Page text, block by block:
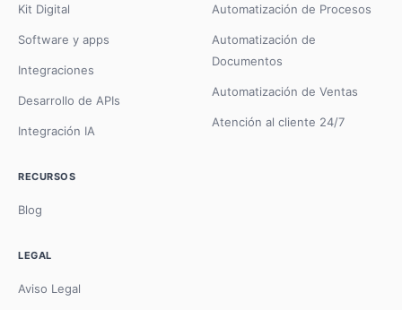
Kit Digital
Software y apps
Integraciones
Desarrollo de APIs
Integración IA
Automatización de Procesos
Automatización de
Documentos
Automatización de Ventas
Atención al cliente 24/7
RECURSOS
Blog
LEGAL
Aviso Legal